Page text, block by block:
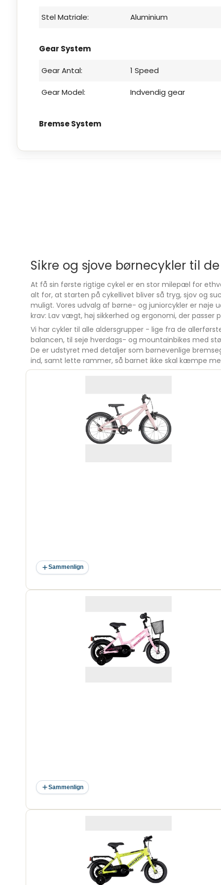
Stel Matriale: Aluminium
Gear System
Gear Antal: 1 Speed
Gear Model: Indvendig gear
Bremse System
Sikre og sjove børnecykler til
At få sin første rigtige cykel er en stor milepæl for
alt for, at starten på cykellivet bliver så tryg, sjov og
muligt. Vores udvalg af børne- og juniorcykler er nøje
krav: Lav vægt, høj sikkerhed og ergonomi, der passer
Vi har cykler til alle aldersgrupper - lige fra de
balancen, til seje hverdags- og mountainbikes med
De er udstyret med detaljer som børnevenlige
ind, samt lette rammer, så barnet ikke skal kæmpe
Sammenlign
Sammenlign